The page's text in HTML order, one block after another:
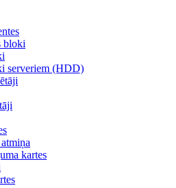
bloki
serveriem (HDD)
kartes